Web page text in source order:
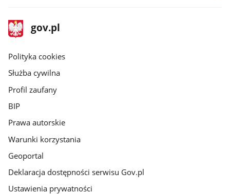
stopka
gov.pl
Strona
gov.pl
gov.pl
Polityka cookies
Służba cywilna
Profil zaufany
BIP
Prawa autorskie
Warunki korzystania
Geoportal
Deklaracja dostępności serwisu Gov.pl
Ustawienia prywatności